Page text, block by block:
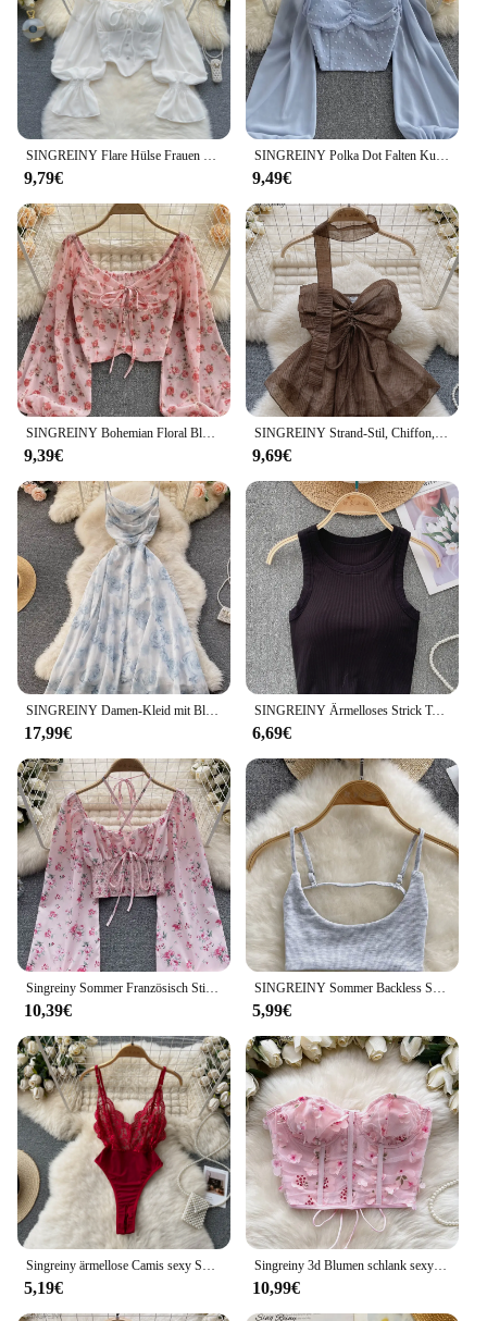
SINGREINY Flare Hülse Frauen Tops Rüsche Feste Elastische Taille Halter Backless Chiffon-Dünnen Damen Harajuku Sexy Kurze Bluse
9,79€
SINGREINY Polka Dot Falten Kurze Bluse Sommer Slash Neck Langarm Frauen Krawatte Halter Elastische Taille Mode Französisch Strand Top
9,49€
SINGREINY Bohemian Floral Blusen Frauen Sanfte Süße Französisch Elastische Geraffte Dünne Tops Frühling Casual Urlaub Eleganten Druck Shirts
9,39€
SINGREINY Strand-Stil, Chiffon, Röhrenoberteil, Neckholder, Bänder, Kordelzug, Schnürung, Schleife, schulterfrei, rückenfrei, modisch, Streetwear, sexy Weste
9,69€
SINGREINY Damen-Kleid mit Blumenmuster, Spaghettiträger, elastisch, gerüscht, sexy, hohl, rückenfrei, Partykleid, Sommer, Boho, Urlaub, Strand, Sommerkleid
17,99€
SINGREINY Ärmelloses Strick Top Frauen Backless Koreanische Bh O Neck Feste Elastische Taille Damen Elegante Mode Lässig Crop Top
6,69€
Singreiny Sommer Französisch Stil drucken kurze Bluse 2024 lange Ärmel elastische Strand Top Frauen Mode rücken freie geraffte Blumen bluse
10,39€
SINGREINY Sommer Backless Sexy Leibchen Frauen Strap Schlank Strand Top 2023 Ärmellose Streetwear Koreanische Strap Sinnliche Tank Top
5,99€
5,19€
Singreiny 3d Blumen schlank sexy Top American Ins Cross Bandage kurze Korsett weibliche ärmellose Hotsweet träger lose Mesh Camis
10,99€